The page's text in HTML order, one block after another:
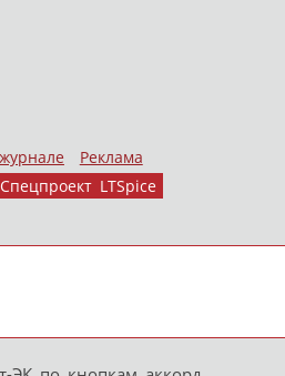
Реклама
Спецпроект LTSpice